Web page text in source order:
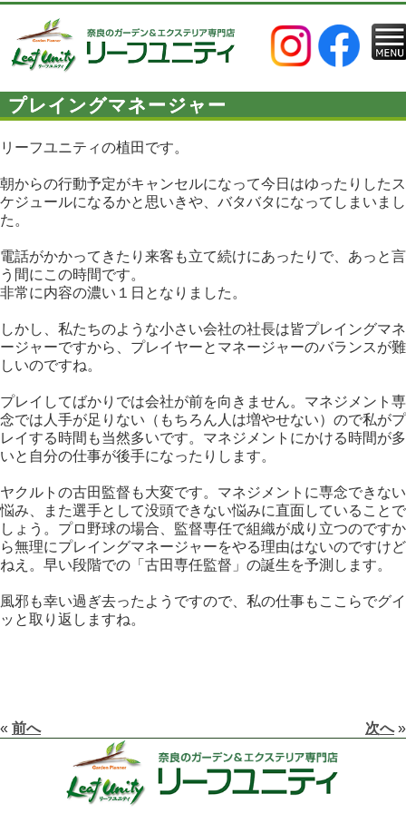
プレイングマネージャー
リーフユニティの植田です。
朝からの行動予定がキャンセルになって今日はゆったりしたス
ケジュールになるかと思いきや、バタバタになってしまいまし
た。
電話がかかってきたり来客も立て続けにあったりで、あっと言
う間にこの時間です。
非常に内容の濃い１日となりました。
しかし、私たちのような小さい会社の社長は皆プレイングマネ
ージャーですから、プレイヤーとマネージャーのバランスが難
しいのですね。
プレイしてばかりでは会社が前を向きません。マネジメント専
念では人手が足りない（もちろん人は増やせない）ので私がプ
レイする時間も当然多いです。マネジメントにかける時間が多
いと自分の仕事が後手になったりします。
ヤクルトの古田監督も大変です。マネジメントに専念できない
悩み、また選手として没頭できない悩みに直面していることで
しょう。プロ野球の場合、監督専任で組織が成り立つのですか
ら無理にプレイングマネージャーをやる理由はないのですけど
ねえ。早い段階での「古田専任監督」の誕生を予測します。
風邪も幸い過ぎ去ったようですので、私の仕事もここらでグイ
ッと取り返しますね。
« 前へ 次へ»